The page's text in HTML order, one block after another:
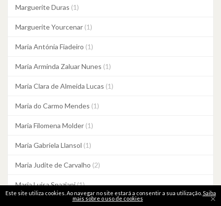
Marguerite Duras (1)
Marguerite Yourcenar (1)
Maria Antónia Fiadeiro (1)
Maria Arminda Zaluar Nunes (1)
Maria Clara de Almeida Lucas (1)
Maria do Carmo Mendes (1)
Maria Filomena Molder (1)
Maria Gabriela Llansol (1)
Maria Judite de Carvalho (2)
Maria Luisa Spaziani(1)
Este site utiliza cookies. Ao navegar no site estará a consentir a sua utilização. Saiba
mais sobre o uso de cookies
×